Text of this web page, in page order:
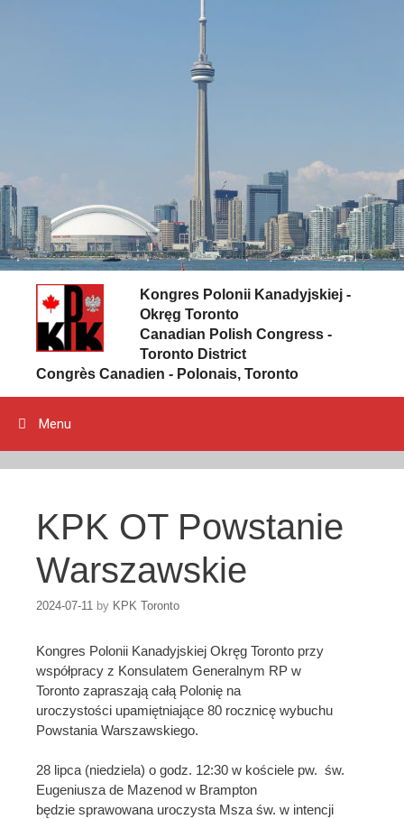
Kongres Polonii Kanadyjskiej -
Okręg Toronto
Canadian Polish Congress -
Toronto District
Congrès Canadien - Polonais, Toronto
Menu
KPK OT Powstanie
Warszawskie
2024-07-11 by KPK Toronto
Kongres Polonii Kanadyjskiej Okręg Toronto przy
współpracy z Konsulatem Generalnym RP w
Toronto zapraszają całą Polonię na
uroczystości upamiętniające 80 rocznicę wybuchu
Powstania Warszawskiego.
28 lipca (niedziela) o godz. 12:30 w kościele pw. św.
Eugeniusza de Mazenod w Brampton
będzie sprawowana uroczysta Msza św. w intencji